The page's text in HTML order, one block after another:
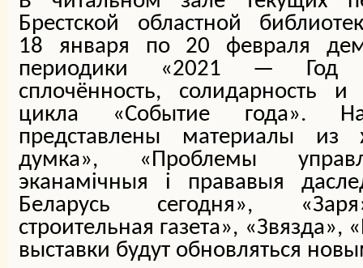
Брестской областной
18 января по 20 февраля
периодики «2021 — Год
сплочённость, солидарность
цикла «Событие года».
представлены материалы из
думка», «Проблемы
эканамічныя і прававыя
Беларусь сегодня»,
строительная газета», «Звязда»,
выставки будут обновляться